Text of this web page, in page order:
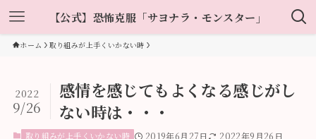
【公式】恐怖克服「サヨナラ・モンスター」
ホーム 取り組みが上手くいかない時
感情を感じてもよくなる感じがし
ない時は・・・
2022
9/26
取り組みが上手くいかない時 2019年6月27日 2022年9月26日